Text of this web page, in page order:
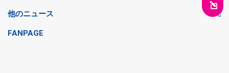
他のニュース
FANPAGE